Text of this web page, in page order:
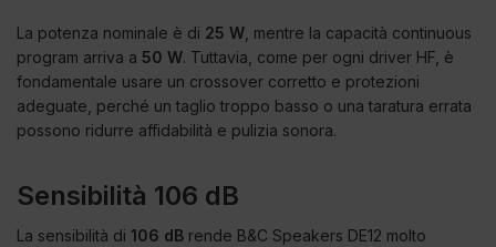
La potenza nominale è di 25 W , mentre la capacità continuous
program arriva a 50 W. Tuttavia, come per ogni driver HF, è
fondamentale usare un crossover corretto e protezioni
adeguate, perché un taglio troppo basso o una taratura errata
possono ridurre affidabilità e pulizia sonora.
Sensibilità 106 dB
La sensibilità di 106 dB rende B&C Speakers DE12 molto